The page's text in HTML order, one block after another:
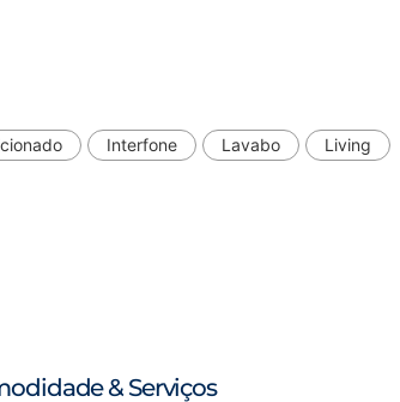
Interfone Lavabo
Living
& Serviços